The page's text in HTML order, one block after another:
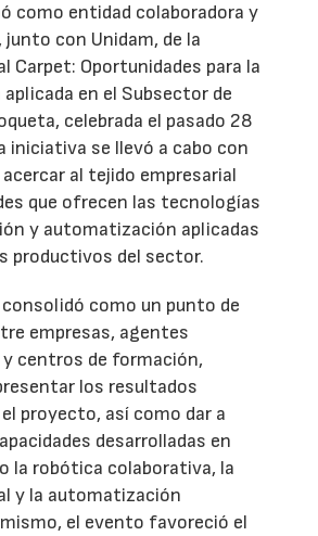
como entidad colaboradora y
junto con Unidam, de la
Carpet: Oportunidades para la
en el Subsector de
celebrada el pasado 28
iniciativa se llevó a cabo con
al tejido empresarial
que ofrecen las tecnologías
y automatización aplicadas
productivos del sector.
consolidó como un punto de
empresas, agentes
centros de formación,
los resultados
proyecto, así como dar a
desarrolladas en
la robótica colaborativa, la
y la automatización
el evento favoreció el